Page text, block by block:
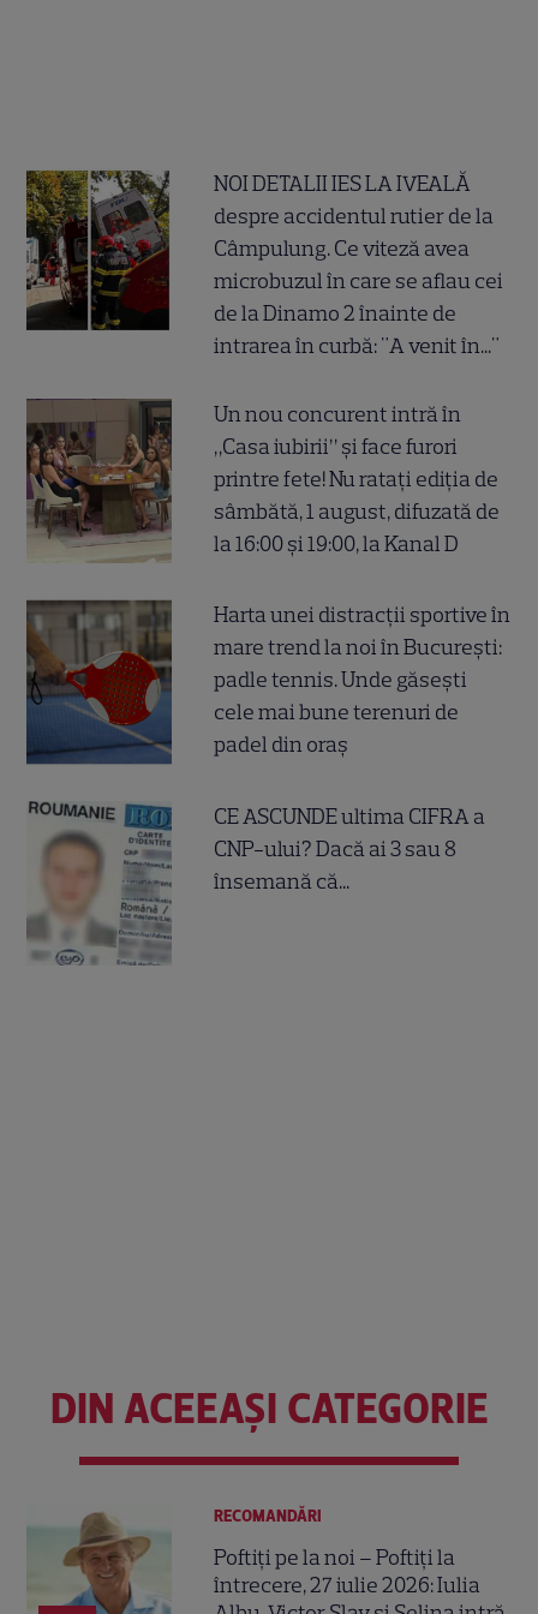
NOI DETALII IES LA IVEALĂ
despre accidentul rutier de la
Câmpulung. Ce viteză avea
microbuzul în care se aflau cei
de la Dinamo 2 înainte de
intrarea în curbă: "A venit în..."
Un nou concurent intră în
„Casa iubirii” și face furori
printre fete! Nu ratați ediția de
sâmbătă, 1 august, difuzată de
la 16:00 și 19:00, la Kanal D
Harta unei distracții sportive în
mare trend la noi în București:
padle tennis. Unde găsești
cele mai bune terenuri de
padel din oraș
CE ASCUNDE ultima CIFRA a
CNP-ului? Dacă ai 3 sau 8
însemană că...
DIN ACEEAȘI CATEGORIE
RECOMANDĂRI
Poftiți pe la noi – Poftiți la
întrecere, 27 iulie 2026: Iulia